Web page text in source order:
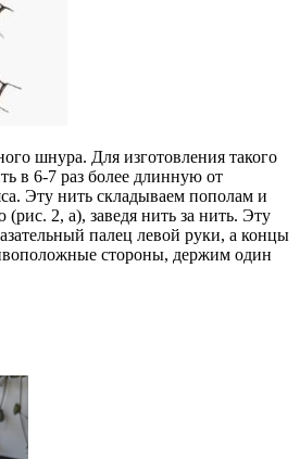
шнура. Для изготовления такого
в 6-7 раз более длинную от
Эту нить складываем пополам и
2, а), заведя нить за нить. Эту
палец левой руки, а концы
стороны, держим один